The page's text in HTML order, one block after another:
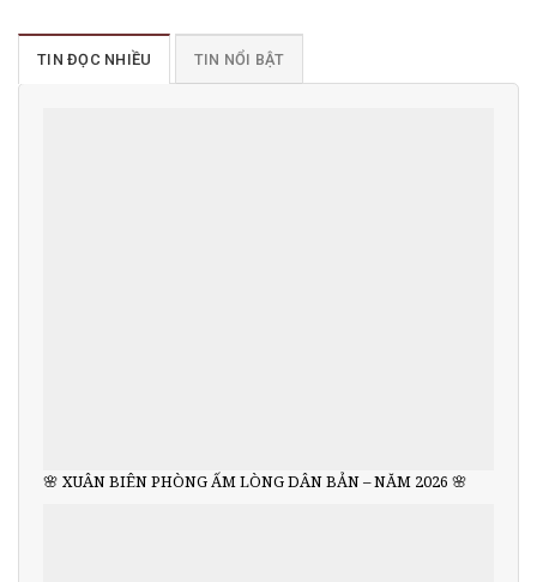
TIN ĐỌC NHIỀU TIN NỔI BẬT
🌸 XUÂN BIÊN PHÒNG ẤM LÒNG DÂN BẢN – NĂM 2026 🌸